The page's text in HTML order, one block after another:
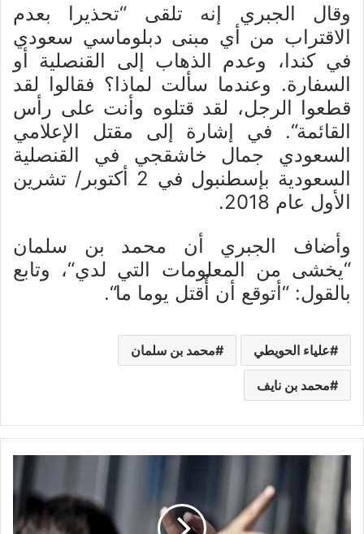
وقال الجبري إنه تلقى “تحذيرا بعدم
الاقتراب من أي مبنى دبلوماسي سعودي
في كندا، وعدم الذهاب إلى القنصلية أو
السفارة. وعندما سألت لماذا؟ فقالوا لقد
قطعوا الرجل، لقد قتلوه وأنت على رأس
القائمة“. في إشارة إلى مقتل الإعلامي
السعودي جمال خاشقجي في القنصلية
السعودية بإسطنبول في 2 أكتوبر/ تشرين
الأول عام 2018.
وأضاف الجبري أن محمد بن سلمان
“يخشى من المعلومات التي لدي“، وتابع
بالقول: “أتوقع أن أٌقتل يوما ما“.
علياء الحويطي محمد بن سلمان
محمد بن نايف